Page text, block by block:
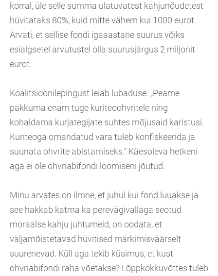
korral, üle selle summa ulatuvatest kahjunõudetest
hüvitataks 80%, kuid mitte vähem kui 1000 eurot.
Arvati, et sellise fondi igaaastane suurus võiks
esialgsetel arvutustel olla suurusjärgus 2 miljonit
eurot.
Koalitsioonilepingust leiab lubaduse: „Peame
pakkuma enam tuge kuriteoohvritele ning
kohaldama kurjategijate suhtes mõjusaid karistusi.
Kuriteoga omandatud vara tuleb konfiskeerida ja
suunata ohvrite abistamiseks.“ Käesoleva hetkeni
aga ei ole ohvriabifondi loomiseni jõutud.
Minu arvates on ilmne, et juhul kui fond luuakse ja
see hakkab katma ka perevägivallaga seotud
moraalse kahju juhtumeid, on oodata, et
väljamõistetavad hüvitised märkimisväärselt
suurenevad. Küll aga tekib küsimus, et kust
ohvriabifondi raha võetakse? Lõppkokkuvõttes tuleb